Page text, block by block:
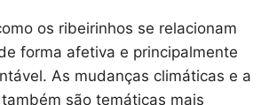
os ribeirinhos se relacionam
forma afetiva e principalmente
As mudanças climáticas e a
são temáticas mais